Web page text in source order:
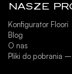
NASZE
Konfigurator Floori
Blog
O nas
Pliki do pobrania